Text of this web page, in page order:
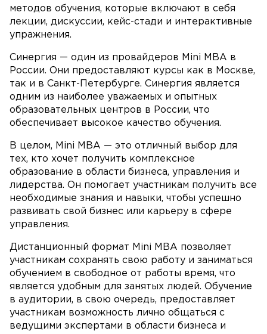
методов обучения, которые включают в себя
лекции, дискуссии, кейс-стади и интерактивные
упражнения.
Синергия — один из провайдеров Mini MBA в
России. Они предоставляют курсы как в Москве,
так и в Санкт-Петербурге. Синергия является
одним из наиболее уважаемых и опытных
образовательных центров в России, что
обеспечивает высокое качество обучения.
В целом, Mini MBA — это отличный выбор для
тех, кто хочет получить комплексное
образование в области бизнеса, управления и
лидерства. Он помогает участникам получить все
необходимые знания и навыки, чтобы успешно
развивать свой бизнес или карьеру в сфере
управления.
Дистанционный формат Mini MBA позволяет
участникам сохранять свою работу и заниматься
обучением в свободное от работы время, что
является удобным для занятых людей. Обучение
в аудитории, в свою очередь, предоставляет
участникам возможность лично общаться с
ведущими экспертами в области бизнеса и